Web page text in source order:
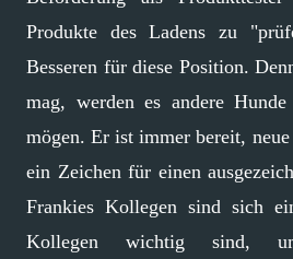
Produkte des Ladens zu
Besseren für diese Position.
mag, werden es andere
mögen. Er ist immer bereit,
ein Zeichen für einen
Frankies Kollegen sind sich
Kollegen wichtig sind,